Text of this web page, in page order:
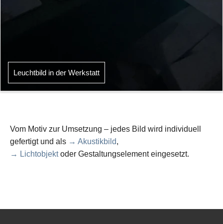
Leuchtbild in der Werkstatt
Vom Motiv zur Umsetzung – jedes Bild wird individuell
gefertigt und als → Akustikbild,
→ Lichtobjektoder Gestaltungselement eingesetzt.